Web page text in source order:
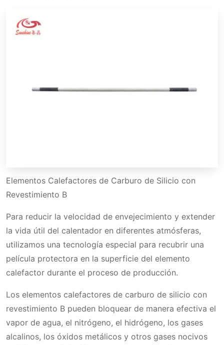
Elementos Calefactores de Carburo de Silicio con
Revestimiento B
Para reducir la velocidad de envejecimiento y extender
la vida útil del calentador en diferentes atmósferas,
utilizamos una tecnología especial para recubrir una
película protectora en la superficie del elemento
calefactor durante el proceso de producción.
Los elementos calefactores de carburo de silicio con
revestimiento B pueden bloquear de manera efectiva el
vapor de agua, el nitrógeno, el hidrógeno, los gases
alcalinos, los óxidos metálicos y otros gases nocivos